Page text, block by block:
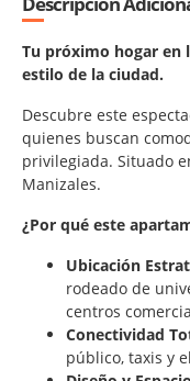
Tu próximo hogar en
estilo de la ciudad.
Descubre este
quienes buscan
privilegiada. Situado
Manizales.
¿Por qué este
Ubicación
rodeado de
centros
Conectividad
público, taxis y